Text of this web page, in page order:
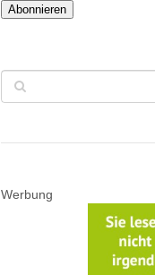
Abonnieren
Werbung